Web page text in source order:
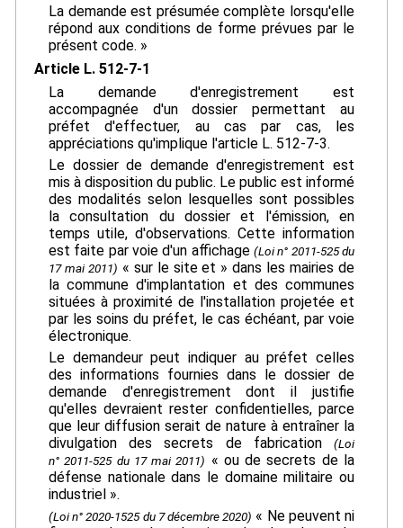
La demande est présumée complète lorsqu'elle
répond aux conditions de forme prévues par le
présent code. »
Article L. 512-7-1
La demande d'enregistrement est
accompagnée d'un dossier permettant au
préfet d'effectuer, au cas par cas, les
appréciations qu'implique l'article L. 512-7-3.
Le dossier de demande d'enregistrement est
mis à disposition du public. Le public est informé
des modalités selon lesquelles sont possibles
la consultation du dossier et l'émission, en
temps utile, d'observations. Cette information
est faite par voie d'un affichage(Loi n° 2011-525 du
17 mai 2011) « sur le site et » dans les mairies de
la commune d'implantation et des communes
situées à proximité de l'installation projetée et
par les soins du préfet, le cas échéant, par voie
électronique.
Le demandeur peut indiquer au préfet celles
des informations fournies dans le dossier de
demande d'enregistrement dont il justifie
qu'elles devraient rester confidentielles, parce
que leur diffusion serait de nature à entraîner la
divulgation des secrets de fabrication(Loi
n° 2011-525 du 17 mai 2011) « ou de secrets de la
défense nationale dans le domaine militaire ou
industriel ».
(Loi n° 2020-1525 du 7 décembre 2020) « Ne peuvent ni